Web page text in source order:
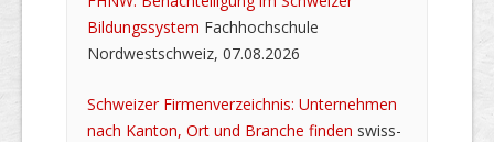
Bildungssystem Fachhochschule
Nordwestschweiz, 07.08.2026
Schweizer Firmenverzeichnis: Unternehmen
nach Kanton, Ort und Branche finden swiss-